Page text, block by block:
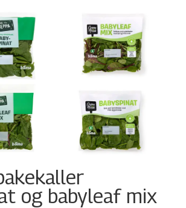
og babyleaf mix